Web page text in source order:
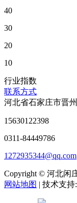
40
30
20
10
行业指数
联系方式
河北省石家庄市晋
15630122398
0311-84449786
1272935344@qq.com
Copyright © 河北闲
网站地图 | 技术支持: